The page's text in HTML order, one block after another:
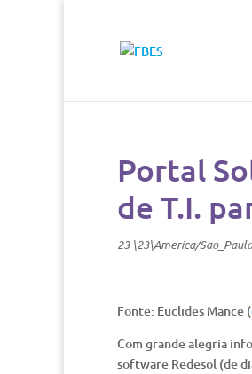
Portal
de T.I.
23 \23\America/
Fonte: Euclides Mance (
Com grande alegria
software Redesol (de